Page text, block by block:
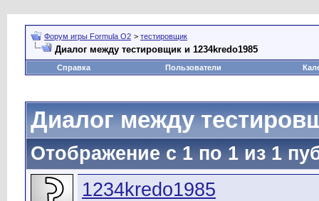
Форум игры Formula O2 > тестировщик
Диалог между тестировщик и 1234kredo1985
Справка Пользователи
Диалог между
Отображение с 1 по1из1
1234kredo1985